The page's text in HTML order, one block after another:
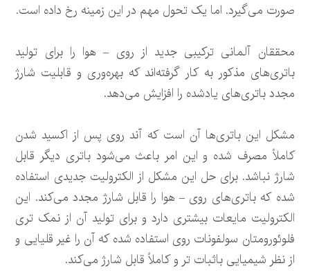
صورت می‌گیرد. اما یک تحول مهم در این زمینه رخ داده است.
محققان آلمانی ترکیبی جدید از روی – هوا را برای تولید
باتری‌های مذکور به کار گرفته‌اند که بهره‌وری و قابلیت شارژ
مجدد باتری‌های یادشده را افزایش می‌دهد.
مشکل این باتری‌ها آن است که آند روی پس از اکسید شدن
کاملاً مصرف شده و این امر باعث می‌شود باتری دیگر قابل
شارژ نباشد. برای حل این مشکل از الکترولیت جدیدی استفاده
شده که باتری‌های روی – هوا را قابل شارژ مجدد می‌کند. این
الکترولیت مایعات بیشتری دارد و برای تولید آن از نمک تری
فلوئورومتان سولفونات روی استفاده شده که آن را غیر قلیایی و
از نظر شیمیایی باثبات تر و کاملاً قابل شارژ می‌کند.